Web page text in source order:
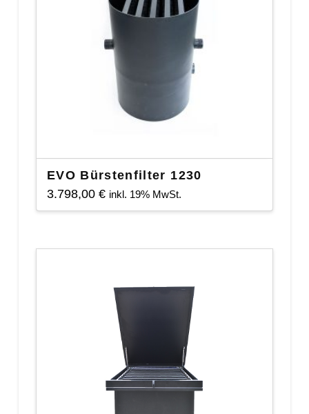
EVO Bürstenfilter 1230
3.798,00 € inkl. 19% MwSt.